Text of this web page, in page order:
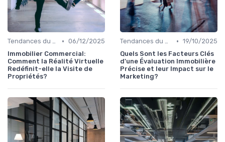
Tendances du Marché Immobilier Commercial • 06/12/2025
Immobilier Commercial:
Comment la Réalité Virtuelle
Redéfinit-elle la Visite de
Propriétés?
Tendances du Marché Immobilier Commercial • 19/10/2025
Quels Sont les Facteurs Clés
d'une Évaluation Immobilière
Précise et leur Impact sur le
Marketing?